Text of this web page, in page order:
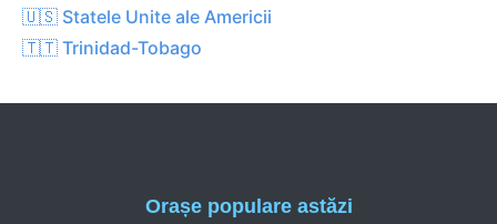
🇺🇸 Statele Unite ale Americii
🇹🇹 Trinidad-Tobago
Orașe populare astăzi